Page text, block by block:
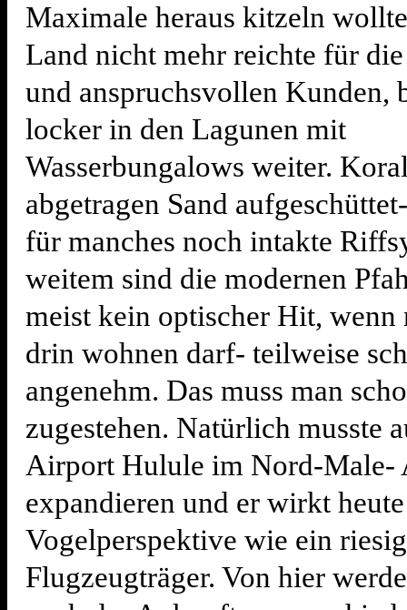
Maximale heraus kitzeln
Land nicht mehr reichte für
und anspruchsvollen Kunden,
locker in den Lagunen mit
Wasserbungalows weiter.
abgetragen Sand
für manches noch intakte
weitem sind die modernen
meist kein optischer Hit, wenn
drin wohnen darf- teilweise
angenehm. Das muss man
zugestehen. Natürlich musste
Airport Hulule im Nord-
expandieren und er wirkt
Vogelperspektive wie ein
Flugzeugträger. Von hier